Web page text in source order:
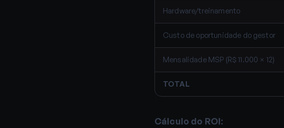
Hardware/treinamento
Custo de oportunidade do gestor
Mensalidade MSP (R$ 11.000 × 12)
TOTAL
Cálculo do ROI: